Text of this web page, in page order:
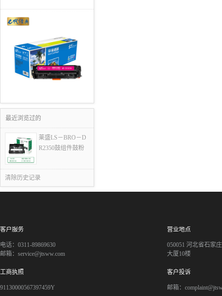
最近浏览过的
莱盛LS－BRO－D
R2350鼓组件鼓粉
清除历史记录
客户服务
电话：0311-89869630
邮箱：service@jtsww.com
营业地点
050051 河北省石家
大厦10楼
工商执照
91130000567397459Y
客户投诉
邮箱：